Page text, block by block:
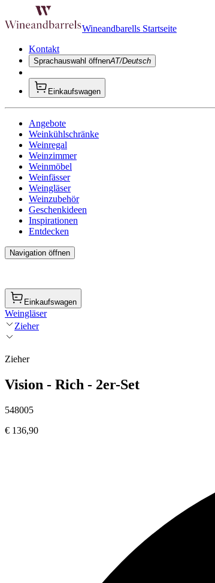
Wineandbarells Startseite
Kontakt
Sprachauswahl öffnenAT/Deutsch
Einkaufswagen
Angebote
Weinkühlschränke
Weinregal
Weinzimmer
Weinmöbel
Weinfässer
Weingläser
Weinzubehör
Geschenkideen
Inspirationen
Entdecken
Navigation öffnen
Einkaufswagen
Weingläser
Zieher
Zieher
Vision - Rich - 2er-Set
548005
€ 136,90